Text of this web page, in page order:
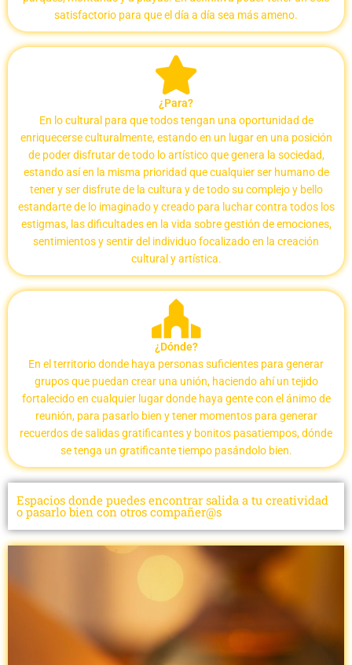
satisfactorio para que el día a día sea más ameno.
¿Para?
En lo cultural para que todos tengan una oportunidad de
enriquecerse culturalmente, estando en un lugar en una posición
de poder disfrutar de todo lo artístico que genera la sociedad,
estando así en la misma prioridad que cualquier ser humano de
tener y ser disfrute de la cultura y de todo su complejo y bello
estandarte de lo imaginado y creado para luchar contra todos los
estigmas, las dificultades en la vida sobre gestión de emociones,
sentimientos y sentir del individuo focalizado en la creación
cultural y artística.
¿Dónde?
En el territorio donde haya personas suficientes para generar
grupos que puedan crear una unión, haciendo ahí un tejido
fortalecido en cualquier lugar donde haya gente con el ánimo de
reunión, para pasarlo bien y tener momentos para generar
recuerdos de salidas gratificantes y bonitos pasatiempos, dónde
se tenga un gratificante tiempo pasándolo bien.
Espacios donde puedes encontrar salida a tu creatividad
o pasarlo bien con otros compañer@s